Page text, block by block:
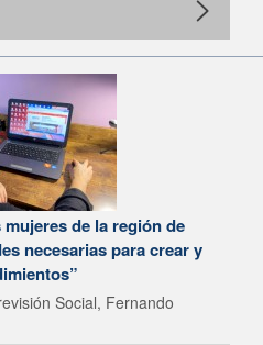
de la región de
necesarias para crear y
Social, Fernando